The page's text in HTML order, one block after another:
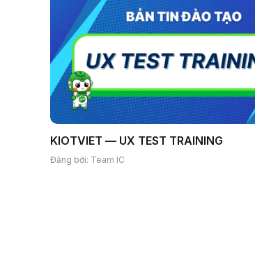
KIOTVIET — UX TEST TRAINING
Đăng bởi: Team IC